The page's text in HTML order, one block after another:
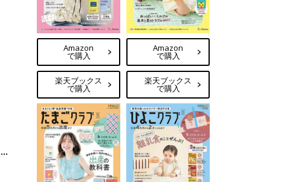
Amazon
で購入
楽天ブックス
で購入
Amazon
で購入
楽天ブックス
で購入